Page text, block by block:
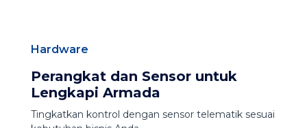
Hardware
Perangkat dan Sensor untuk
Lengkapi Armada
Tingkatkan kontrol dengan sensor telematik sesuai